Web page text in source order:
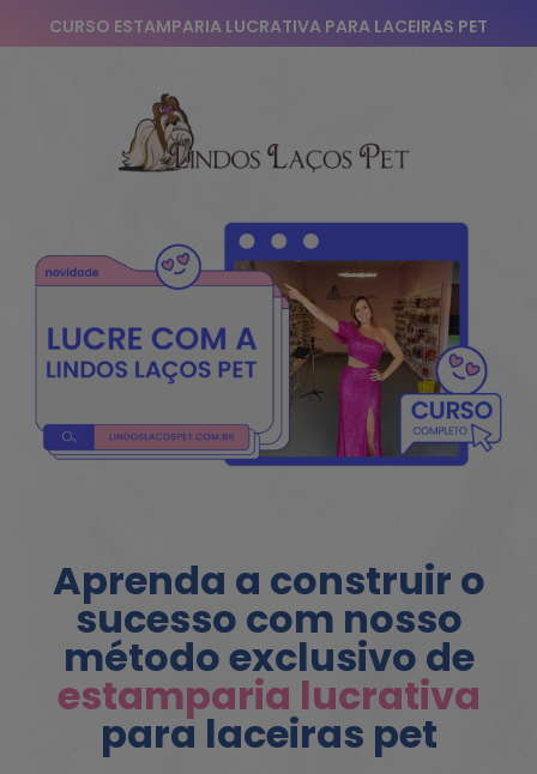
CURSO ESTAMPARIA LUCRATIVA PARA LACEIRAS PET
Aprenda a construir o
sucesso com nosso
método exclusivo de
estamparia lucrativa
para laceiras pet